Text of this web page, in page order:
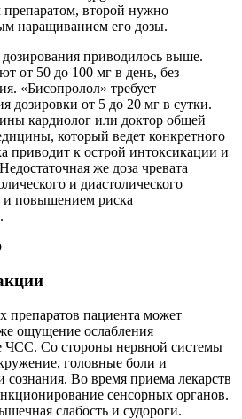
второй нужно
наращиванием его дозы.
приводилось выше.
от 50 до 100 мг в день, без
«Бисопролол» требует
дозировки от 5 до 20 мг в сутки.
кардиолог или доктор общей
который ведет конкретного
приводит к острой интоксикации и
же доза чревата
и диастолического
и повышением риска
препаратов пациента может
ощущение ослабления
ЧСС. Со стороны нервной системы
головные боли и
сознания. Во время приема лекарств
сенсорных органов.
слабость и судороги.